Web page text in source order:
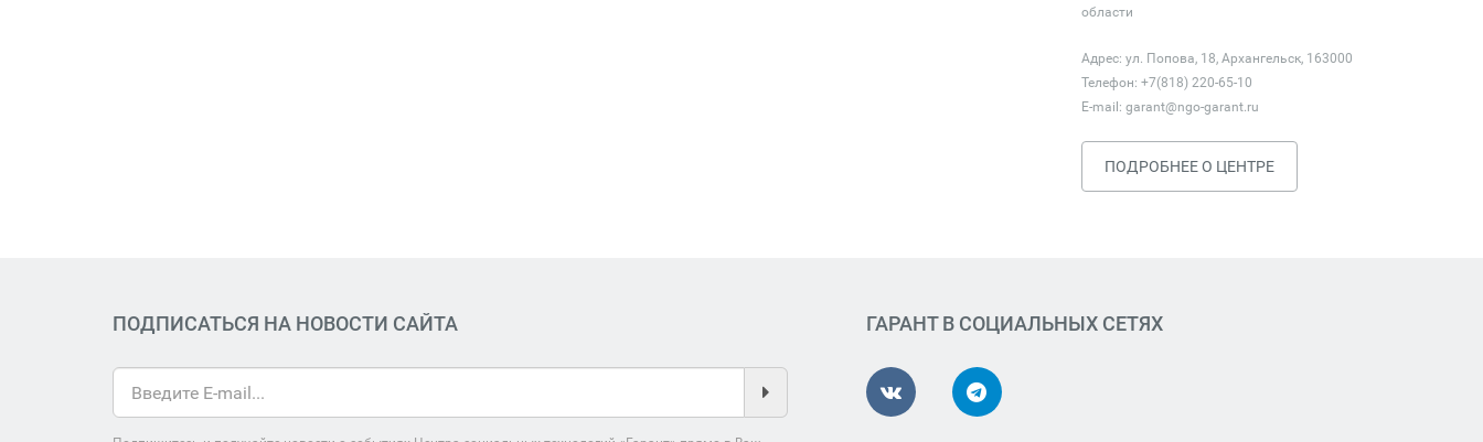
области
Адрес: ул. Попова, 18, Архангельск, 163000
Телефон: +7(818) 220-65-10
E-mail: garant@ngo-garant.ru
ПОДРОБНЕЕ О ЦЕНТРЕ
ПОДПИСАТЬСЯ НА НОВОСТИ САЙТА ГАРАНТ В СОЦИАЛЬНЫХ СЕТЯХ